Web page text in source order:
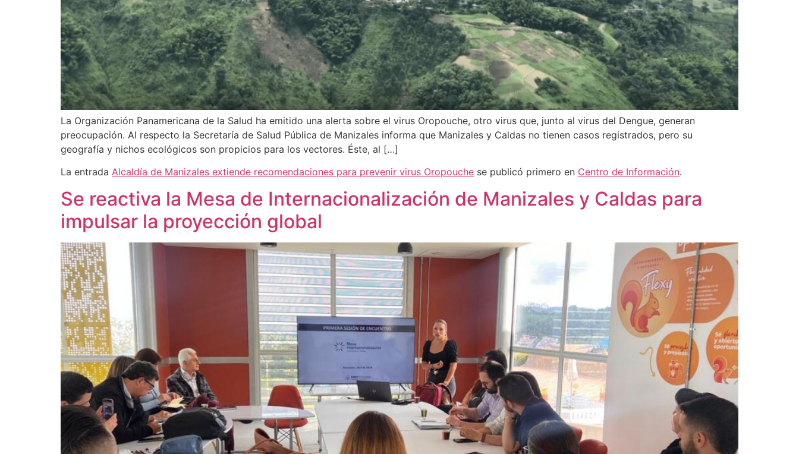
La Organización Panamericana de la Salud ha emitido una alerta sobre el virus Oropouche, otro virus que, junto al virus del Dengue, generan
preocupación. Al respecto la Secretaría de Salud Pública de Manizales informa que Manizales y Caldas no tienen casos registrados, pero su
geografía y nichos ecológicos son propicios para los vectores. Éste, al […]
La entrada Alcaldía de Manizales extiende recomendaciones para prevenir virus Oropouche se publicó primero en Centro de Información.
Se reactiva la Mesa de Internacionalización de Manizales y Caldas para
impulsar la proyección global